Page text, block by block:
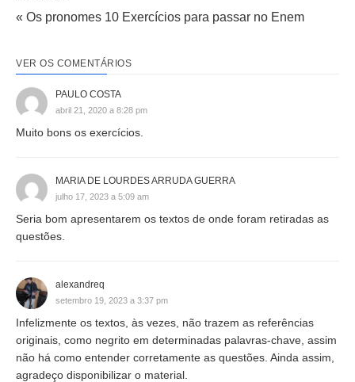
« Os pronomes 10 Exercícios para passar no Enem
VER OS COMENTÁRIOS
PAULO COSTA
abril 21, 2020 a 8:28 pm
Muito bons os exercícios.
MARIA DE LOURDES ARRUDA GUERRA
julho 17, 2023 a 5:09 am
Seria bom apresentarem os textos de onde foram retiradas as
questões.
alexandreq
setembro 19, 2023 a 3:37 pm
Infelizmente os textos, às vezes, não trazem as referências
originais, como negrito em determinadas palavras-chave, assim
não há como entender corretamente as questões. Ainda assim,
agradeço disponibilizar o material.